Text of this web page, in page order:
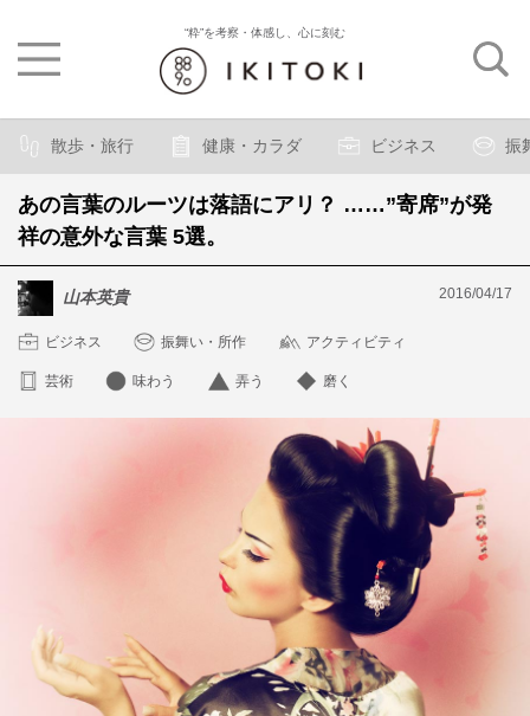
“粋”を考察・体感し、心に刻む
散歩・旅行 健康・カラダ ビジネス 振
あの言葉のルーツは落語にアリ？ ……”寄席”が発
祥の意外な言葉 5選。
山本英貴 2016/04/17
ビジネス 振舞い・所作 アクティビティ
芸術 味わう 弄う 磨く